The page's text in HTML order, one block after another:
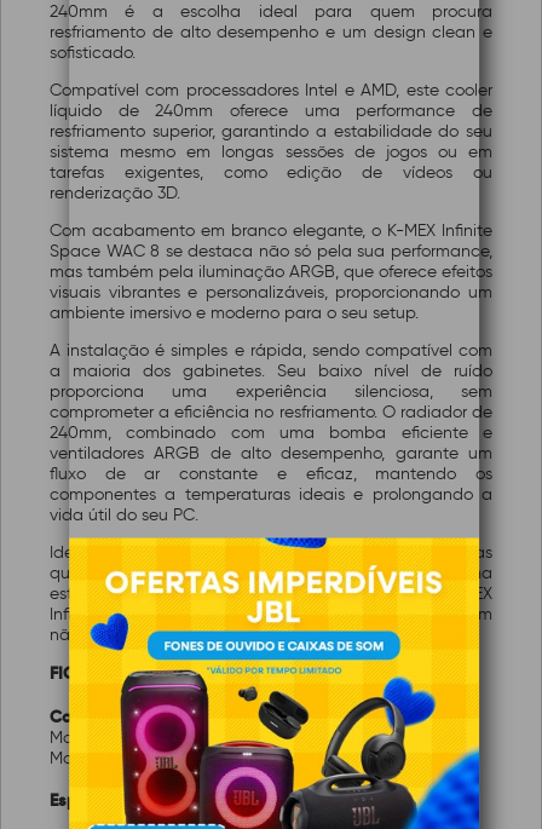
240mm é a escolha ideal para quem procura
resfriamento de alto desempenho e um design clean e
sofisticado.
Compatível com processadores Intel e AMD, este cooler
líquido de 240mm oferece uma performance de
resfriamento superior, garantindo a estabilidade do seu
sistema mesmo em longas sessões de jogos ou em
tarefas exigentes, como edição de vídeos ou
renderização 3D.
Com acabamento em branco elegante, o K-MEX Infinite
Space WAC 8 se destaca não só pela sua performance,
mas também pela iluminação ARGB, que oferece efeitos
visuais vibrantes e personalizáveis, proporcionando um
ambiente imersivo e moderno para o seu setup.
A instalação é simples e rápida, sendo compatível com
a maioria dos gabinetes. Seu baixo nível de ruído
proporciona uma experiência silenciosa, sem
comprometer a eficiência no resfriamento. O radiador de
240mm, combinado com uma bomba eficiente e
ventiladores ARGB de alto desempenho, garante um
fluxo de ar constante e eficaz, mantendo os
componentes a temperaturas ideais e prolongando a
vida útil do seu PC.
Ideal para gamers, criadores de conteúdo e entusiastas
que desejam um sistema de resfriamento potente e uma
estética moderna e arrojada, o Water Cooler K-MEX
Infinite Space WAC 8 é a escolha perfeita para quem
não abre mão de performance, estilo e eficiência.
FICHA TÉCNICA:
Características:
Marca: K-MEX
Modelo: WAC8F12QFTDAB0X
Especificações: